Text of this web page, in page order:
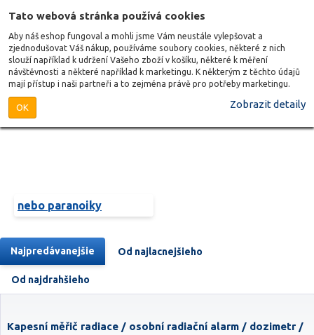
Tato webová stránka používá cookies
Aby náš eshop fungoval a mohli jsme Vám neustále vylepšovat a
zjednodušovat Váš nákup, používáme soubory cookies, některé z nich
slouží například k udržení Vašeho zboží v košíku, některé k měření
návštěvnosti a některé například k marketingu. K některým z těchto údajů
mají přístup i naši partneři a to zejména právě pro potřeby marketingu.
OK Zobrazit detaily
nebo paranoiky
Najpredávanejšie Od najlacnejšieho
Od najdrahšieho
Kapesní měřič radiace / osobní radiační alarm / dozimetr /